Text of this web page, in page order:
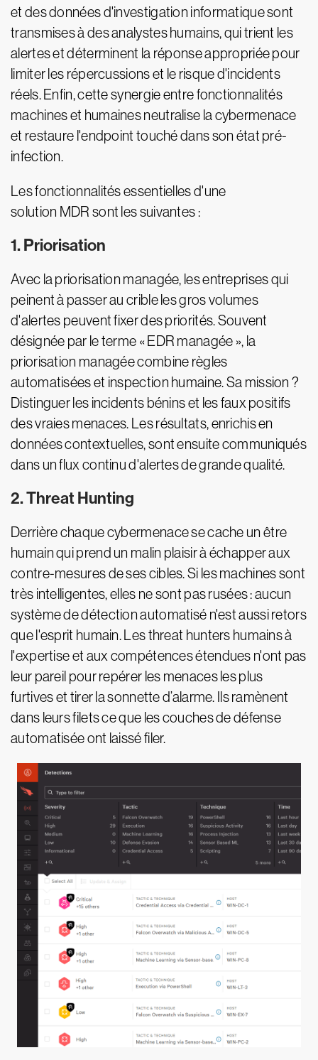
et des données d'investigation informatique sont
transmises à des analystes humains, qui trient les
alertes et déterminent la réponse appropriée pour
limiter les répercussions et le risque d'incidents
réels. Enfin, cette synergie entre fonctionnalités
machines et humaines neutralise la cybermenace
et restaure l'endpoint touché dans son état pré-
infection.
Les fonctionnalités essentielles d'une
solution MDR sont les suivantes :
1. Priorisation
Avec la priorisation managée, les entreprises qui
peinent à passer au crible les gros volumes
d'alertes peuvent fixer des priorités. Souvent
désignée par le terme « EDR managée », la
priorisation managée combine règles
automatisées et inspection humaine. Sa mission ?
Distinguer les incidents bénins et les faux positifs
des vraies menaces. Les résultats, enrichis en
données contextuelles, sont ensuite communiqués
dans un flux continu d'alertes de grande qualité.
2. Threat Hunting
Derrière chaque cybermenace se cache un être
humain qui prend un malin plaisir à échapper aux
contre-mesures de ses cibles. Si les machines sont
très intelligentes, elles ne sont pas rusées : aucun
système de détection automatisé n'est aussi retors
que l'esprit humain. Les threat hunters humains à
l'expertise et aux compétences étendues n'ont pas
leur pareil pour repérer les menaces les plus
furtives et tirer la sonnette d’alarme. Ils ramènent
dans leurs filets ce que les couches de défense
automatisée ont laissé filer.